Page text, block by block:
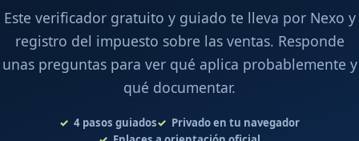
Este verificador gratuito y guiado te lleva por Nexo y
registro del impuesto sobre las ventas. Responde
unas preguntas para ver qué aplica probablemente y
qué documentar.
4 pasos guiados
Privado en tu navegador